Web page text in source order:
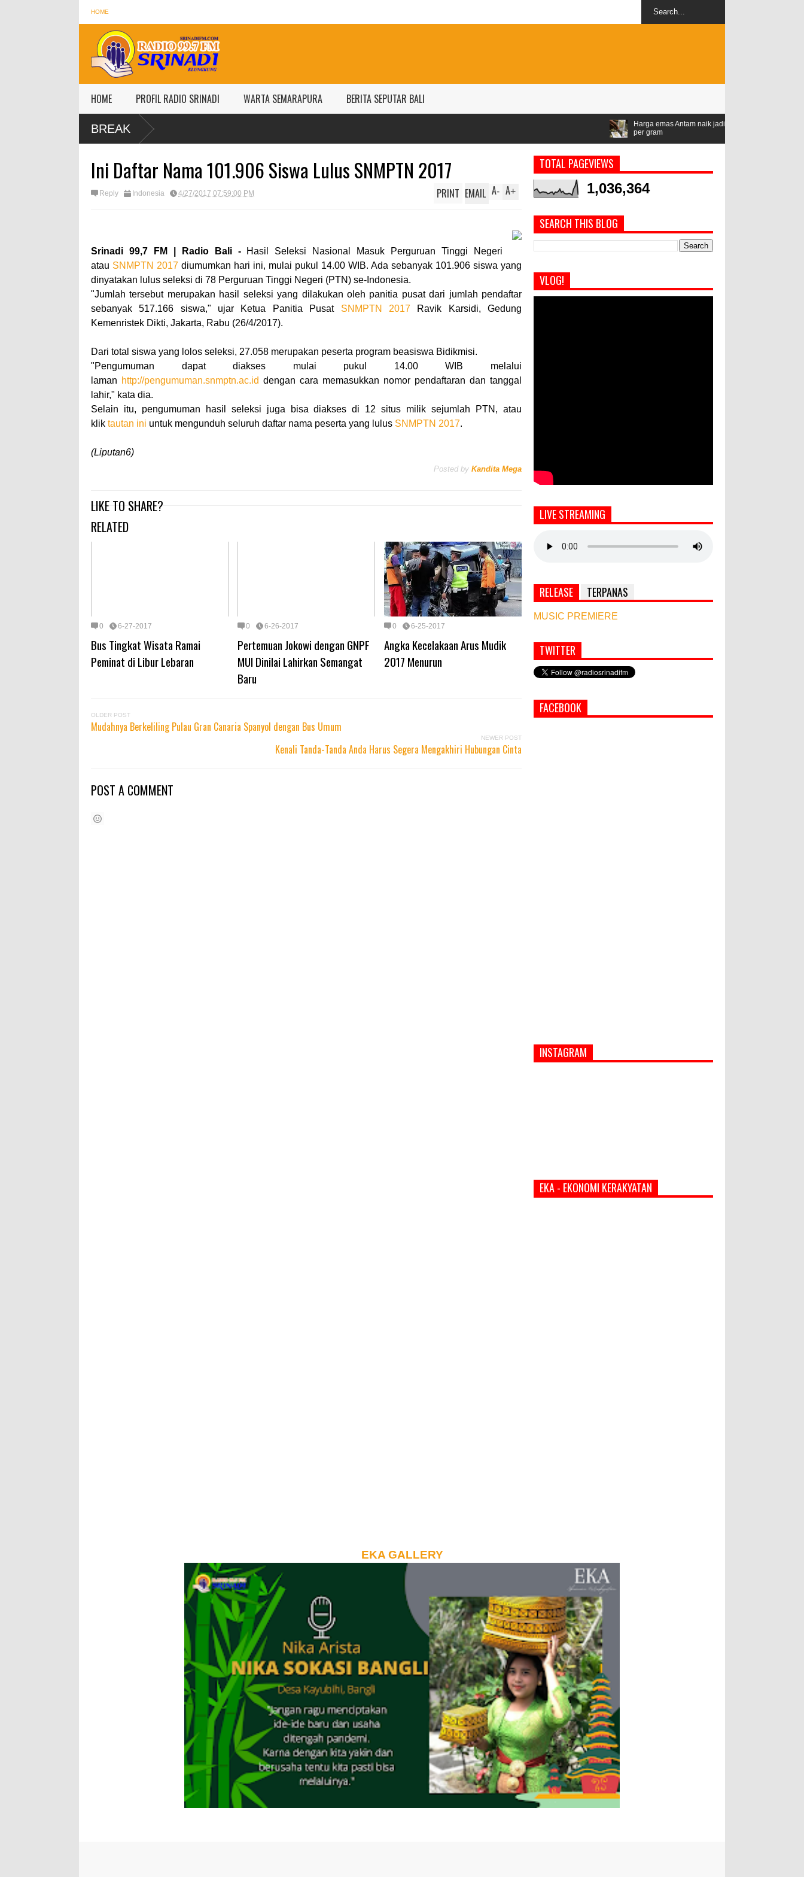
HOME
HOME PROFIL RADIO SRINADI WARTA SEMARAPURA BERITA SEPUTAR BALI
BREAK
Harga emas Antam naik jadi Rp1,528 juta
Ini Daftar Nama 101.906 Siswa Lulus SNMPTN 2017
Reply Indonesia 4/27/2017 07:59:00 PM A+
A-
PRINT EMAIL
Srinadi 99,7 FM | Radio Bali - Hasil Seleksi Nasional Masuk Perguruan Tinggi Negeri
atau SNMPTN 2017 diumumkan hari ini, mulai pukul 14.00 WIB. Ada sebanyak 101.906 siswa yang
dinyatakan lulus seleksi di 78 Perguruan Tinggi Negeri (PTN) se-Indonesia.
"Jumlah tersebut merupakan hasil seleksi yang dilakukan oleh panitia pusat dari jumlah pendaftar
sebanyak 517.166 siswa," ujar Ketua Panitia Pusat SNMPTN 2017 Ravik Karsidi, Gedung
Kemenristek Dikti, Jakarta, Rabu (26/4/2017).
Dari total siswa yang lolos seleksi, 27.058 merupakan peserta program beasiswa Bidikmisi.
"Pengumuman dapat diakses mulai pukul 14.00 WIB melalui
laman http://pengumuman.snmptn.ac.id dengan cara memasukkan nomor pendaftaran dan tanggal
lahir," kata dia.
Selain itu, pengumuman hasil seleksi juga bisa diakses di 12 situs milik sejumlah PTN, atau
klik tautan ini untuk mengunduh seluruh daftar nama peserta yang lulus SNMPTN 2017.
(Liputan6)
Posted by Kandita Mega
LIKE TO SHARE?
RELATED
0 6-27-2017
Bus Tingkat Wisata Ramai
Peminat di Libur Lebaran
0 6-26-2017
Pertemuan Jokowi dengan GNPF
MUI Dinilai Lahirkan Semangat
Baru
0 6-25-2017
Angka Kecelakaan Arus Mudik
2017 Menurun
OLDER POST
Mudahnya Berkeliling Pulau Gran Canaria Spanyol dengan Bus Umum
NEWER POST
Kenali Tanda-Tanda Anda Harus Segera Mengakhiri Hubungan Cinta
POST A COMMENT
TOTAL PAGEVIEWS
1,036,364
SEARCH THIS BLOG
VLOG!
LIVE STREAMING
RELEASE TERPANAS
MUSIC PREMIERE
Simbol Persahabatan, RI Bangun Islamic Centre
di Afghanistan
PASAR MURAH
TWITTER
FACEBOOK
INSTAGRAM
EKA - EKONOMI KERAKYATAN
EKA GALLERY